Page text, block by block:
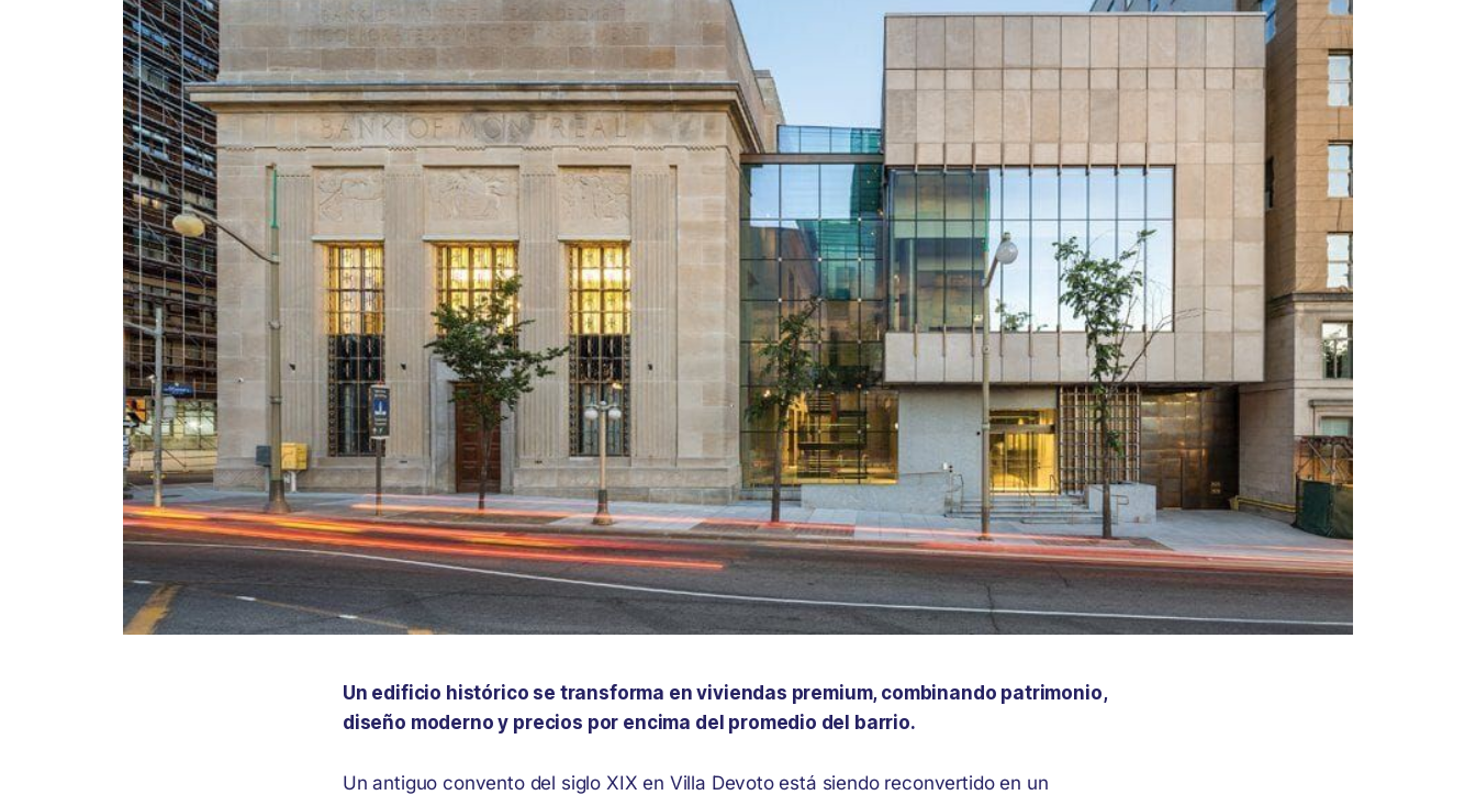
Un edificio histórico se transforma en viviendas premium, combinando patrimonio,
diseño moderno y precios por encima del promedio del barrio.
Un antiguo convento del siglo XIX en Villa Devoto está siendo reconvertido en un